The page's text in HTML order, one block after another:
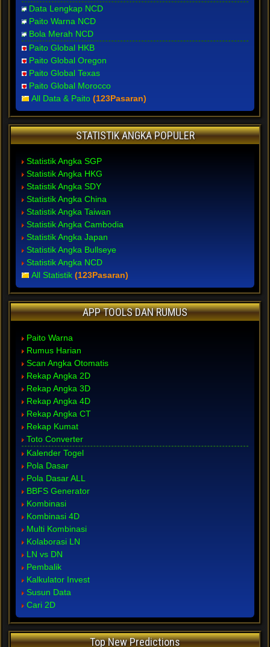
Data Lengkap NCD
Paito Warna NCD
Bola Merah NCD
Paito Global HKB
Paito Global Oregon
Paito Global Texas
Paito Global Morocco
All Data & Paito (123Pasaran)
STATISTIK ANGKA POPULER
Statistik Angka SGP
Statistik Angka HKG
Statistik Angka SDY
Statistik Angka China
Statistik Angka Taiwan
Statistik Angka Cambodia
Statistik Angka Japan
Statistik Angka Bullseye
Statistik Angka NCD
All Statistik (123Pasaran)
APP TOOLS DAN RUMUS
Paito Warna
Rumus Harian
Scan Angka Otomatis
Rekap Angka 2D
Rekap Angka 3D
Rekap Angka 4D
Rekap Angka CT
Rekap Kumat
Toto Converter
Kalender Togel
Pola Dasar
Pola Dasar ALL
BBFS Generator
Kombinasi
Kombinasi 4D
Multi Kombinasi
Kolaborasi LN
LN vs DN
Pembalik
Kalkulator Invest
Susun Data
Cari 2D
Top New Predictions